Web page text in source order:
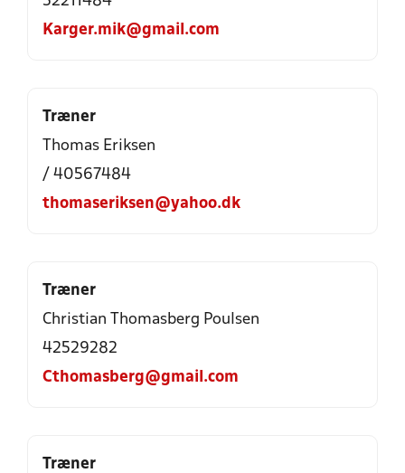
Karger.mik@gmail.com
Træner
Thomas Eriksen
/ 40567484
thomaseriksen@yahoo.dk
Træner
Christian Thomasberg Poulsen
42529282
Cthomasberg@gmail.com
Træner